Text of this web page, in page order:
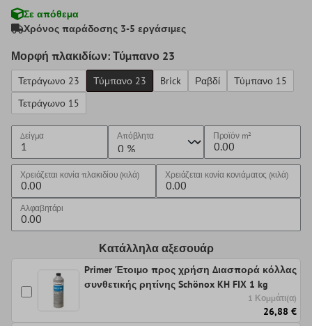
Σε απόθεμα
Χρόνος παράδοσης 3-5 εργάσιμες
Μορφή πλακιδίων: Τύμπανο 23
Τετράγωνο 23 Τύμπανο 23 Brick Ραβδί
Τύμπανο 15
Τετράγωνο 15
Δείγμα Απόβλητα Προϊόνm²
Χρειάζεται κονία πλακιδίου (κιλά) Χρειάζεται κονία κονιάματος (κιλά)
Αλφαβητάρι
Κατάλληλα αξεσουάρ
Primer Έτοιμο προς χρήση Διασπορά κόλλας
συνθετικής ρητίνης Schönox KH FIX 1 kg
1 Κομμάτι(α)
26,88 €